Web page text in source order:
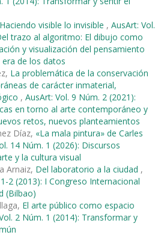
Haciendo visible lo invisible , AusArt: Vol.
trazo al algoritmo: El dibujo como
y visualización del pensamiento
de los datos
La problemática de la conservación
de carácter inmaterial,
, AusArt: Vol. 9 Núm. 2 (2021):
en torno al arte contemporáneo y
retos, nuevos planteamientos
Díaz, «La mala pintura» de Carles
14 Núm. 1 (2026): Discursos
y la cultura visual
Arnaiz, Del laboratorio a la ciudad ,
2 (2013): I Congreso Internacional
(Bilbao)
El arte público como espacio
2 Núm. 1 (2014): Transformar y